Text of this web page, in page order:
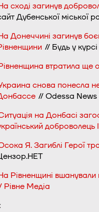
сході загинув
Дубенської міської
Донеччині загинув
// Будь у
втратила ще
снова понесла
// Odessa
на Донбасі
доброволець
Я. Загиблі Герої
Рівненщині
Рівне Медіа